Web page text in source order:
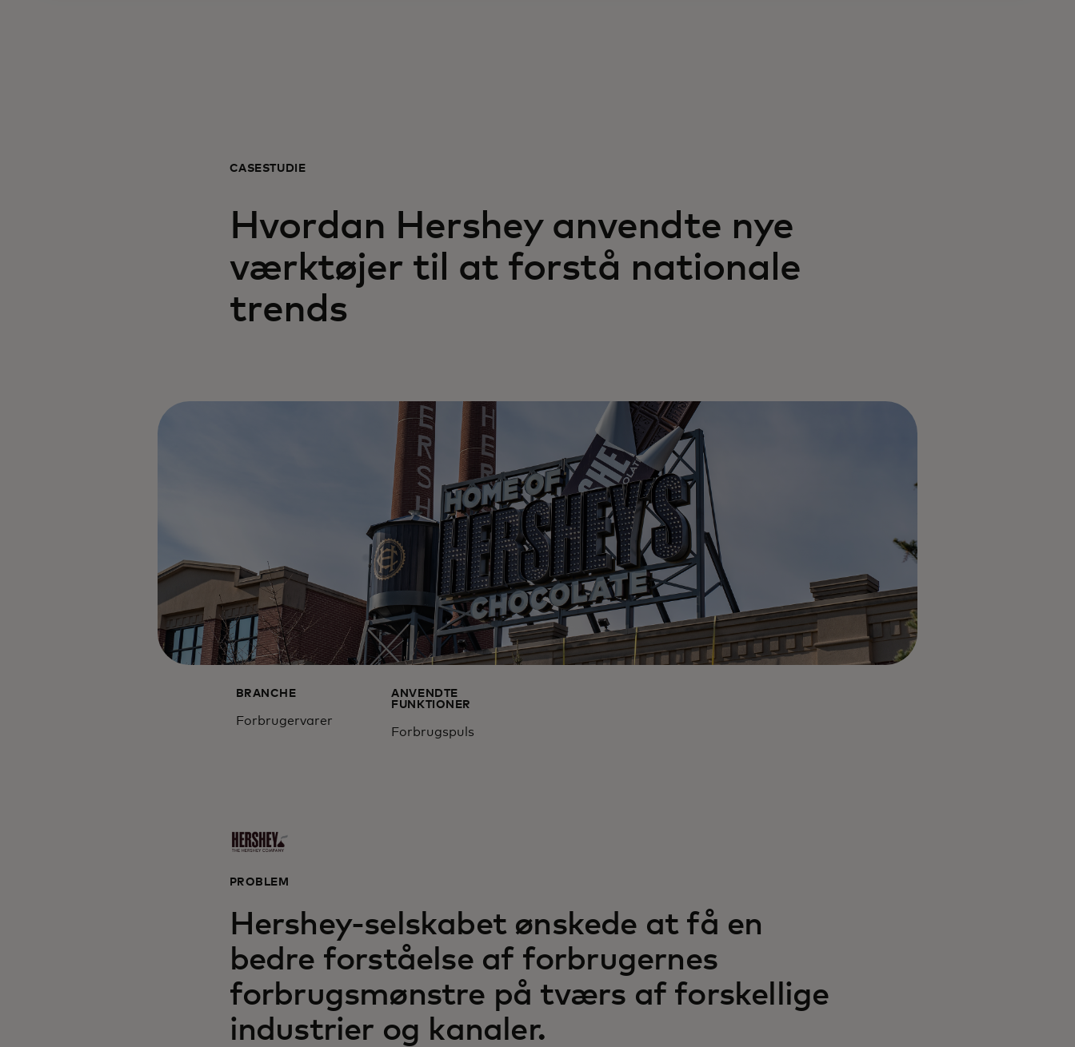
CASESTUDIE
Hvordan Hershey anvendte nye
værktøjer til at forstå nationale
trends
BRANCHE
Forbrugervarer
ANVENDTE
FUNKTIONER
Forbrugspuls
PROBLEM
Hershey-selskabet ønskede at få en
bedre forståelse af forbrugernes
forbrugsmønstre på tværs af forskellige
industrier og kanaler.